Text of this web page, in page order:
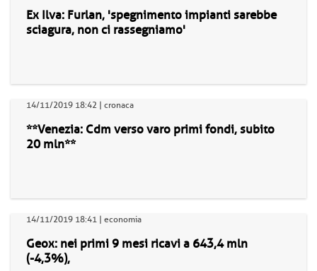
Ex Ilva: Furlan, 'spegnimento impianti sarebbe
sciagura, non ci rassegniamo'
14/11/2019 18:42 | cronaca
**Venezia: Cdm verso varo primi fondi, subito
20 mln**
14/11/2019 18:41 | economia
Geox: nei primi 9 mesi ricavi a 643,4 mln
(-4,3%),